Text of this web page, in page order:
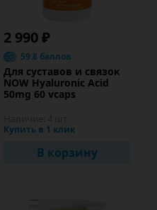
2 990 ₽
59.8 баллов
Для суставов и связок
NOW Hyaluronic Acid
50mg 60 vcaps
Купить в 1 клик
В корзину